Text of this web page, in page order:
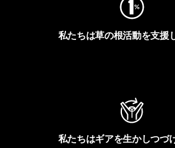
私たちは草の根活動を支援
私たちはギアを生かしつづ